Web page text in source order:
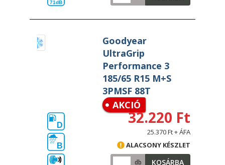
71dB
Goodyear
UltraGrip
Performance 3
185/65 R15 M+S
3PMSF 88T
AKCIÓ
D
B
32.220 Ft
25.370 Ft + ÁFA
ALACSONY KÉSZLET
db KOSÁRBA